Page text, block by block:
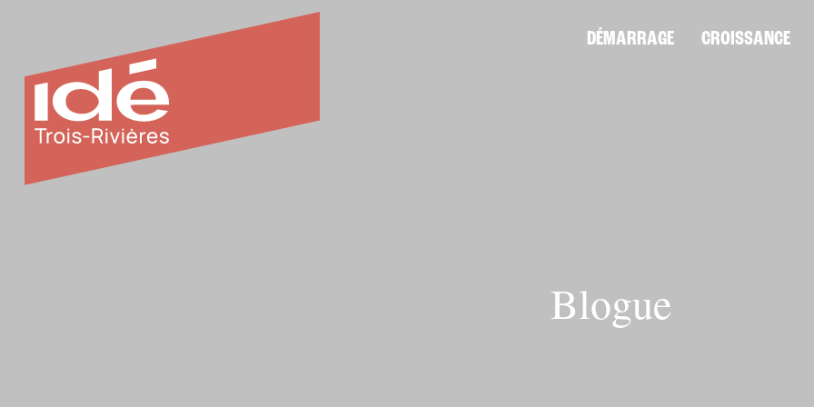
DÉMARRAGE CROISSANCE
Blogue